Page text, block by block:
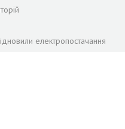
електропостачання